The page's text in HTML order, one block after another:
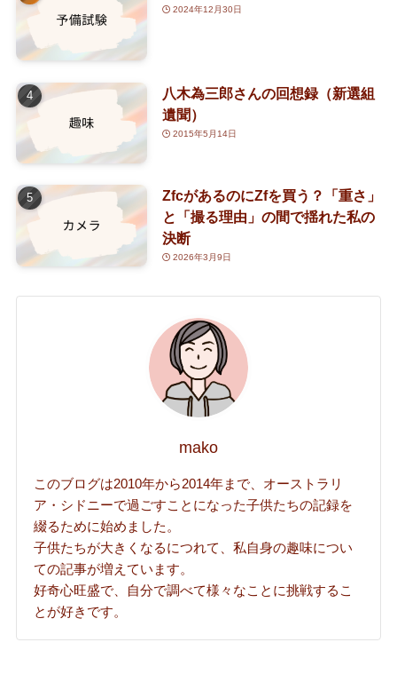
(14)
2024年12月30日
八木為三郎さんの回想録（新選組
遺聞）
2015年5月14日
ZfcがあるのにZfを買う？「重さ」
と「撮る理由」の間で揺れた私の
決断
2026年3月9日
mako
このブログは2010年から2014年まで、オーストラリ
ア・シドニーで過ごすことになった子供たちの記録を
綴るために始めました。
子供たちが大きくなるにつれて、私自身の趣味につい
ての記事が増えています。
好奇心旺盛で、自分で調べて様々なことに挑戦するこ
とが好きです。